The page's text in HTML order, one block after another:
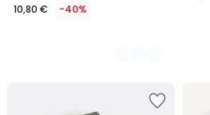
10,80 € -40%